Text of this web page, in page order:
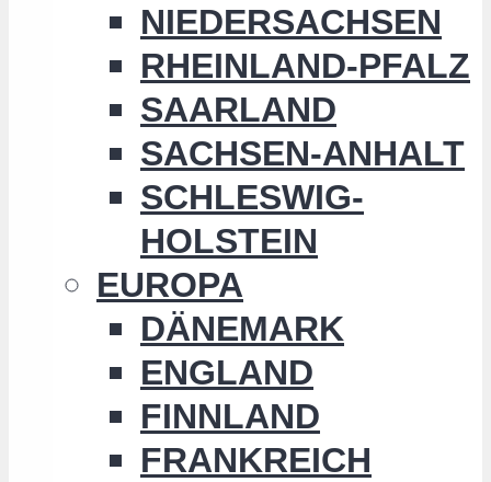
NIEDERSACHSEN
RHEINLAND-PFALZ
SAARLAND
SACHSEN-ANHALT
SCHLESWIG-
HOLSTEIN
EUROPA
DÄNEMARK
ENGLAND
FINNLAND
FRANKREICH